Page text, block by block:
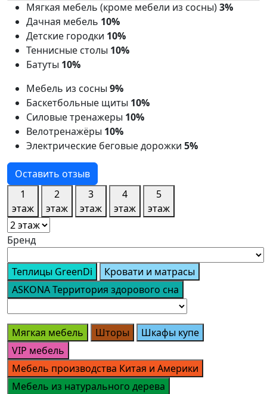
Мягкая мебель (кроме мебели из сосны)3%
Дачная мебель 10%
Детские городки 10%
Теннисные столы 10%
Батуты 10%
Мебель из сосны 9%
Баскетбольные щиты 10%
Силовые тренажеры 10%
Велотренажёры 10%
Электрические беговые дорожки 5%
Оставить отзыв
1
этаж
2
этаж
3
этаж
4
этаж
5
этаж
Бренд
Теплицы GreenDi
Кровати и матрасы
ASKONA Территория здорового сна
Мягкая мебель Шторы
Шкафы купе
VIP мебель
Мебель производства Китая и Америки
Мебель из натурального дерева